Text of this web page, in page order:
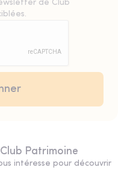
de Club
Patrimoine
intéresse pour découvrir